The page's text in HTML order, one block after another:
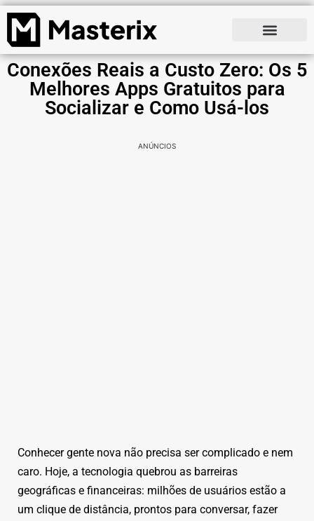
Conexões Reais a Custo Zero: Os 5
Melhores Apps Gratuitos para
Socializar e Como Usá-los
ANÚNCIOS
Conhecer gente nova não precisa ser complicado e nem
caro. Hoje, a tecnologia quebrou as barreiras
geográficas e financeiras: milhões de usuários estão a
um clique de distância, prontos para conversar, fazer